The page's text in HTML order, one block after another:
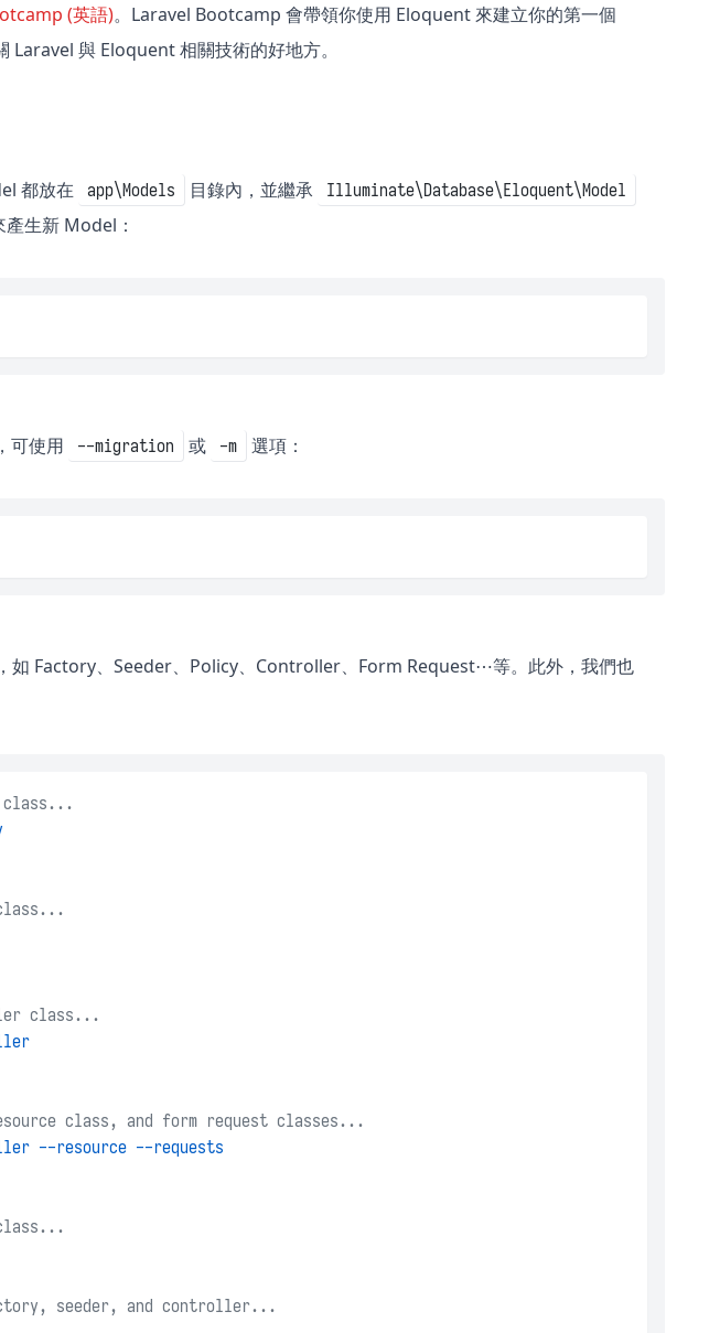
(英語)。Laravel Bootcamp 會帶領你使用 Eloquent 來建立你的第一個
與 Eloquent 相關技術的好地方。
都放在 app\Models 目錄內，並繼承 Illuminate\Database\Eloquent\Model
產生新 Model：
，可使用 --migration 或 -m 選項：
如 Factory、Seeder、Policy、Controller、Form Request⋯等。此外，我們也
class...
class...
class, and form request classes...
--resource --requests
seeder, and controller...